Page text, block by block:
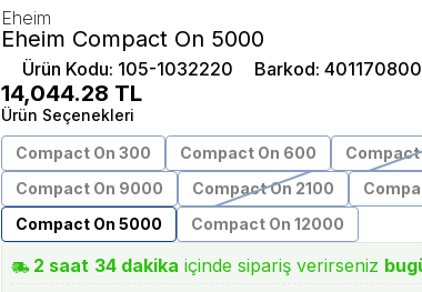
Eheim
Eheim Compact On 5000
Ürün Kodu: 105-1032220 Barkod:
14,044.28 TL
Ürün Seçenekleri
Compact On 300
Compact On 600
Compact
Compact On 9000
Compact On 2100
Compact On 5000
Compact On 12000
2 saat 34 dakika içinde sipariş verirseniz